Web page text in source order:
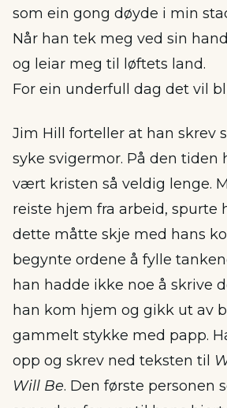
som ein gong døyde i min
Når han tek meg ved sin
og leiar meg til løftets land.
For ein underfull dag det vil
Jim Hill forteller at han skrev
syke svigermor. På den tiden
vært kristen så veldig lenge.
reiste hjem fra arbeid, spurte
dette måtte skje med hans
begynte ordene å fylle
han hadde ikke noe å skrive
han kom hjem og gikk ut av
gammelt stykke med papp.
opp og skrev ned teksten til
Will Be. Den første personen